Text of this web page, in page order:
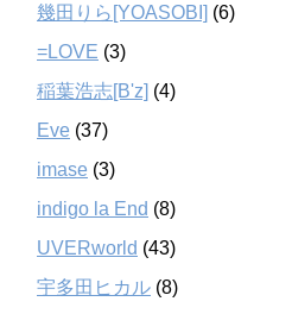
幾田りら[YOASOBI] (6)
=LOVE (3)
稲葉浩志[B'z] (4)
Eve (37)
imase (3)
indigo la End (8)
UVERworld (43)
宇多田ヒカル (8)